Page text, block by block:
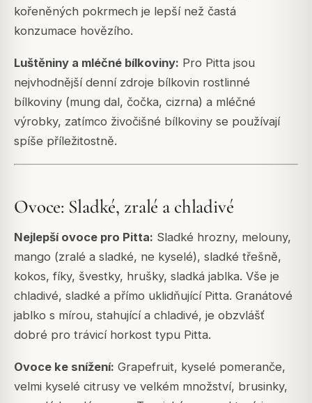
kořeněných pokrmech je lepší než častá
konzumace hovězího.
Luštěniny a mléčné bílkoviny: Pro Pitta jsou
nejvhodnější denní zdroje bílkovin rostlinné
bílkoviny (mung dal, čočka, cizrna) a mléčné
výrobky, zatímco živočišné bílkoviny se používají
spíše příležitostně.
Ovoce: Sladké, zralé a chladivé
Nejlepší ovoce pro Pitta: Sladké hrozny, melouny,
mango (zralé a sladké, ne kyselé), sladké třešně,
kokos, fíky, švestky, hrušky, sladká jablka. Vše je
chladivé, sladké a přímo uklidňující Pitta. Granátové
jablko s mírou, stahující a chladivé, je obzvlášť
dobré pro trávicí horkost typu Pitta.
Ovoce ke snížení: Grapefruit, kyselé pomeranče,
velmi kyselé citrusy ve velkém množství, brusinky,